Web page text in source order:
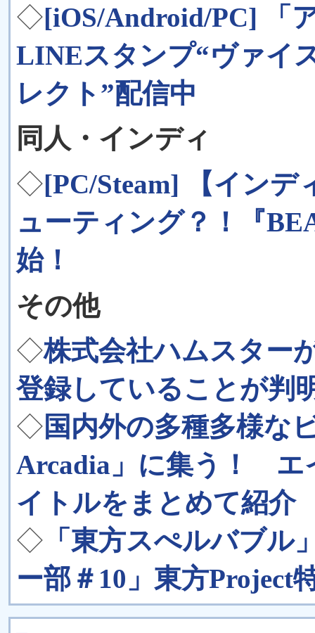
◇[iOS/Android/PC] 「
LINEスタンプ“ヴァイ
レクト”配信中
同人・インディ
◇[PC/Steam] 【インデ
ューティング？！『
始！
その他
◇株式会社ハムスター
登録していることが判
◇国内外の多種多様な
Arcadia」に集う！ エ
イトルをまとめて紹介
◇ 「東方スぺルバブル
ー部＃10」東方Project